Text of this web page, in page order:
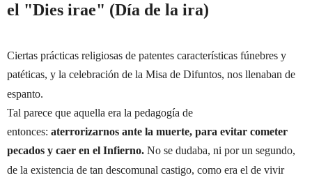
el "Dies irae" (Día de la ira)
Ciertas prácticas religiosas de patentes características fúnebres y
patéticas, y la celebración de la Misa de Difuntos, nos llenaban de
espanto.
Tal parece que aquella era la pedagogía de
entonces: aterrorizarnos ante la muerte, para evitar cometer
pecados y caer en el Infierno. No se dudaba, ni por un segundo,
de la existencia de tan descomunal castigo, como era el de vivir